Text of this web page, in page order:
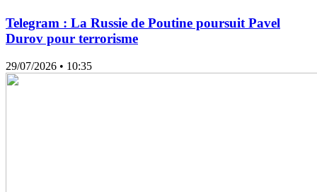
Telegram : La Russie de Poutine poursuit Pavel
Durov pour terrorisme
29/07/2026 • 10:35